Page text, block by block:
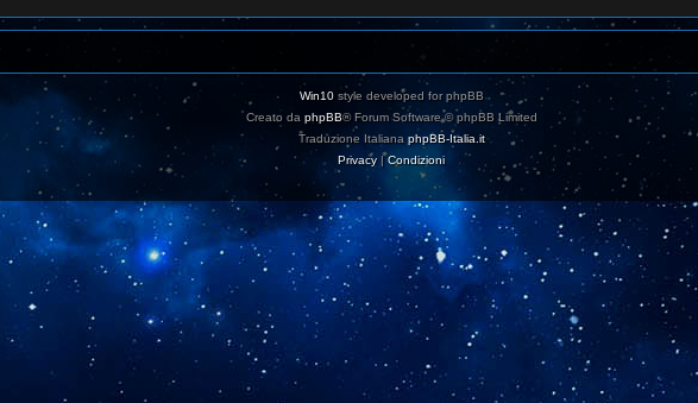
Win10style developed for phpBB
Creato da phpBB® Forum Software © phpBB Limited
Traduzione Italiana phpBB-Italia.it
Privacy|Condizioni